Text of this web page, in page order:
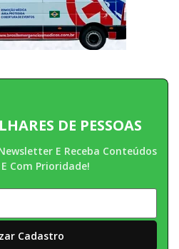
DE PESSOAS
E Receba Conteúdos
Com Prioridade!